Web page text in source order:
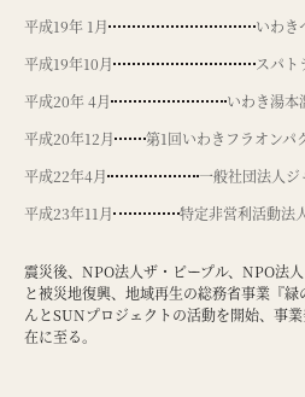
平成19年 1月
いわき
平成19年10月
スパ
平成20年 4月
いわき湯
平成20年12月
第1回いわきフラオンパ
平成22年4月
一般社団法人
平成23年11月
特定非営利活動
震災後、NPO法人ザ・ピープル、NPO法
と被災地復興、地域再生の総務省事業『
んとSUNプロジェクトの活動を開始、事
在に至る。